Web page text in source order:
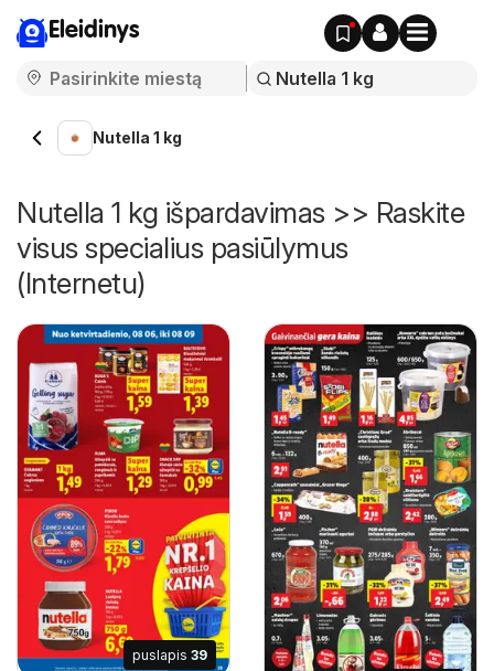
Eleidinys
Nutella 1 kg
Nutella 1 kg išpardavimas >> Raskite
visus specialius pasiūlymus
(Internetu)
puslapis 39